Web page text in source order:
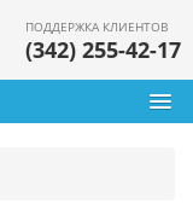
ПОДДЕРЖКА КЛИЕНТОВ
(342) 255-42-17